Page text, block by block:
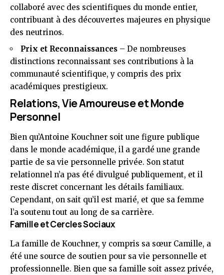
collaboré avec des scientifiques du monde entier,
contribuant à des découvertes majeures en physique
des neutrinos.
Prix et Reconnaissances – De nombreuses
distinctions reconnaissant ses contributions à la
communauté scientifique, y compris des prix
académiques prestigieux.
Relations, Vie Amoureuse et Monde
Personnel
Bien qu’Antoine Kouchner soit une figure publique
dans le monde académique, il a gardé une grande
partie de sa vie personnelle privée. Son statut
relationnel n’a pas été divulgué publiquement, et il
reste discret concernant les détails familiaux.
Cependant, on sait qu’il est marié, et que sa femme
l’a soutenu tout au long de sa carrière.
Famille et Cercles Sociaux
La famille de Kouchner, y compris sa sœur Camille, a
été une source de soutien pour sa vie personnelle et
professionnelle. Bien que sa famille soit assez privée,